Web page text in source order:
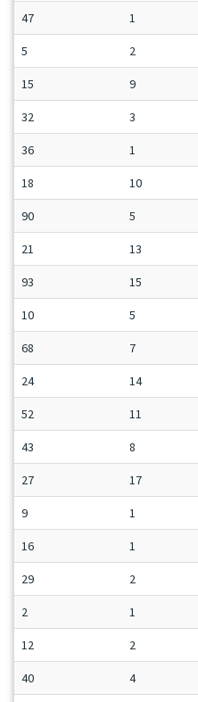
47 1
5 2
15 9
32 3
36 1
18 10
90 5
21 13
93 15
10 5
68 7
24 14
52 11
43 8
27 17
9 1
16 1
29 2
2 1
12 2
40 4